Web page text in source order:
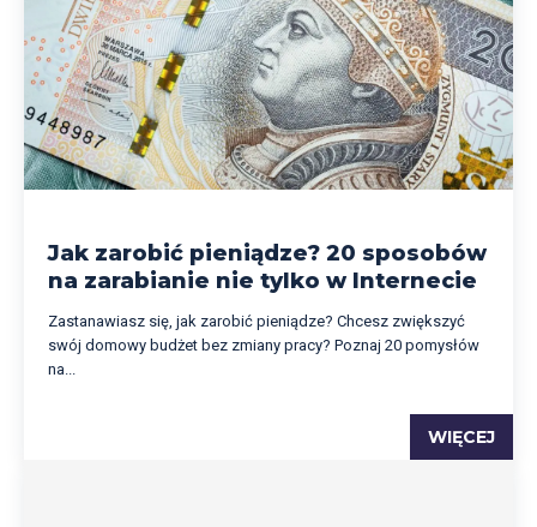
Jak zarobić pieniądze? 20 sposobów
na zarabianie nie tylko w Internecie
Zastanawiasz się, jak zarobić pieniądze? Chcesz zwiększyć
swój domowy budżet bez zmiany pracy? Poznaj 20 pomysłów
na...
WIĘCEJ